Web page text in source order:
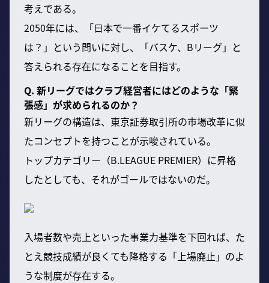
考えである。
2050年には、「日本で一番イケてるスポーツ
は？」という問いに対し、「バスケ、Bリーグ」と
答えられる存在になることを目指す。
Q. 新リーグではクラブ経営者にはどのような「緊
張感」が求められるのか？
新リーグの構造は、東京証券取引所の市場改革に似
たコンセプトを持つことが示唆されている。
トップカテゴリー（B.LEAGUE PREMIER）に昇格
したとしても、それがゴールではないのだ。
入場者数や売上といった事業力基準を下回れば、た
とえ競技成績が良くても降格する「上場廃止」のよ
うな制度が存在する。